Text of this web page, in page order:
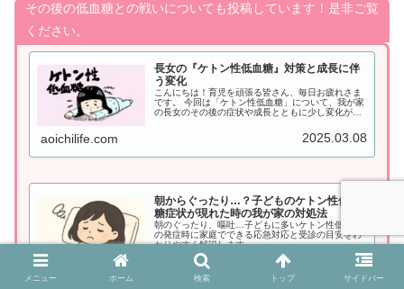
その後の低血糖との戦いについても投稿しています！是非ご覧
ください。
長女の『ケトン性低血糖』対策と成長に伴
う変化
こんにちは！育児を頑張る皆さん、毎日お疲れさま
です。 今回は「ケトン性低血糖」について、我が家
の長女のその後の症状や成長とともに少し変化が見
ます。 「ケトン性低血糖」で悩んでいるみなさん
aoichilife.com 2025.03.08
朝からぐったり…？子どものケトン性低血
糖症状が現れた時の我が家の対処法
朝のぐったり、嘔吐…子どもに多いケトン性低血糖
の発症時に家庭でできる応急対応と受診の目安をわ
かりやすく解説します。
aoichilife.com 2025.05.01
メニュー ホーム 検索 トップ サイドバー